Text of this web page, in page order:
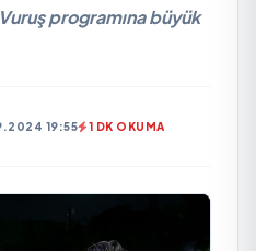
programına büyük
19:55 1 DK OKUMA